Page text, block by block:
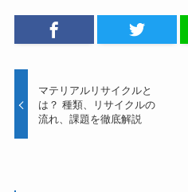
マテリアルリサイクルと
は？ 種類、リサイクルの
流れ、課題を徹底解説